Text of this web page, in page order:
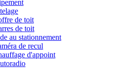
de toit
de toit
au stationnement
de recul
d'appoint